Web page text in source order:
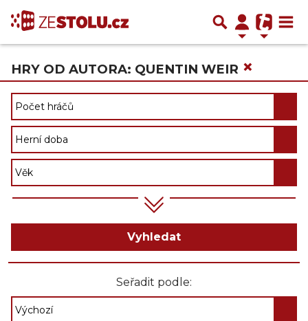
HRY OD AUTORA: QUENTIN WEIR ×
Vyhledat
Seřadit podle: